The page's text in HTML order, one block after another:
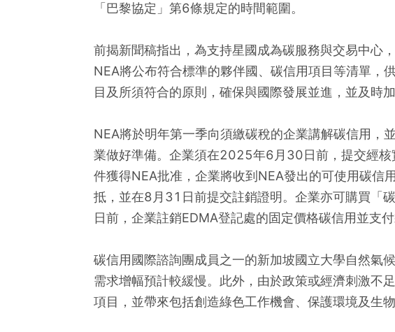
「巴黎協定」第6條規定的時間範圍。
前揭新聞稿指出，為支持星國成為碳服務與交易中心
NEA將公布符合標準的夥伴國、碳信用項目等清單，
目及所須符合的原則，確保與國際發展並進，並及時
NEA將於明年第一季向須繳碳稅的企業講解碳信用
業做好準備。企業須在2025年6月30日前，提交經
件獲得NEA批准，企業將收到NEA發出的可使用碳
抵，並在8月31日前提交註銷證明。企業亦可購買「
日前，企業註銷EDMA登記處的固定價格碳信用並支
碳信用國際諮詢團成員之一的新加坡國立大學自然氣
需求增幅預計較緩慢。此外，由於政策或經濟刺激不
項目，並帶來包括創造綠色工作機會、保護環境及生